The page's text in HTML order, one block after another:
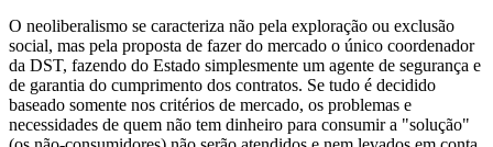
O neoliberalismo se caracteriza não pela exploração ou exclusão
social, mas pela proposta de fazer do mercado o único coordenador
da DST, fazendo do Estado simplesmente um agente de segurança e
de garantia do cumprimento dos contratos. Se tudo é decidido
baseado somente nos critérios de mercado, os problemas e
necessidades de quem não tem dinheiro para consumir a "solução"